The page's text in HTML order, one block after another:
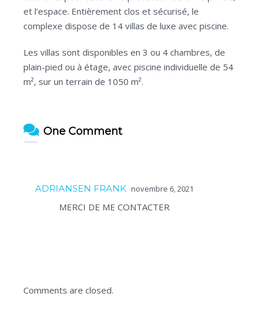
et l’espace. Entièrement clos et sécurisé, le
complexe dispose de 14 villas de luxe avec piscine.
Les villas sont disponibles en 3 ou 4 chambres, de
plain-pied ou à étage, avec piscine individuelle de 54
m², sur un terrain de 1050 m².
One Comment
ADRIANSEN FRANK novembre 6, 2021
MERCI DE ME CONTACTER
Comments are closed.